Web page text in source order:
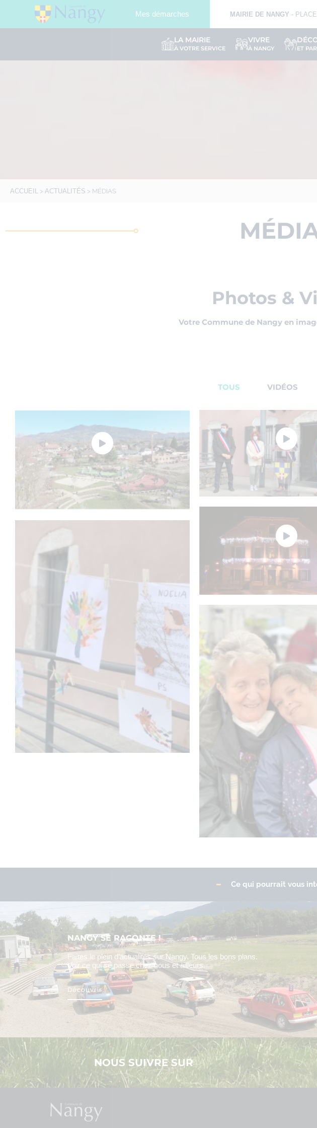
Mes démarches MAIRIE DE NANGY -
LA MAIRIE
À VOTRE SERVICE
VIVRE
À NANGY ET
ACCUEIL > ACTUALITÉS > MÉDIAS
Photos &
Votre Commune de Nangy en
TOUS VIDÉOS
Nangy vue d'en haut
Cérémonie du 8 mai 45
Voeux de Monsieur le
Laurent Favre et du
Ce qui pourrait vous
NANGY SE RACONTE !
Faites le plein d’actualités sur Nangy. Tous les bons plans.
Voir ce qui se passe chez nous et ailleurs.
Découvrir
NOUS SUIVRE SUR